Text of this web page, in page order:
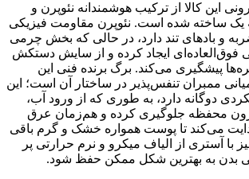
این کالا از ترکیب هوشمندانه نئوپرن و
ساخته شده است. نئوپرن مقاومت فیزیکی
و بادهای تند دارد، در حالی که بخش چرمی
ایجاد کرده و از سایش دستکش
پیشگیری می‌کند. برگ برنده فنی این
ممبران تنفس‌پذیر در ساختار آن است؛ این
دوگانه دارد، به طوری که از ورود آب،
محفظه جلوگیری کرده و هم‌زمان عرق
می‌کند تا پوست همواره خشک و گرم باقی
با آستری از الیاف میکرو و نرم حرارتی پر
بدن به بهترین شکل ممکن حفظ شود.